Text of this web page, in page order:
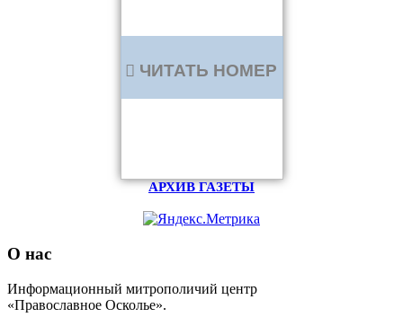
ЧИТАТЬ НОМЕР
АРХИВ ГАЗЕТЫ
О нас
Информационный митрополичий центр
«Православное Осколье».